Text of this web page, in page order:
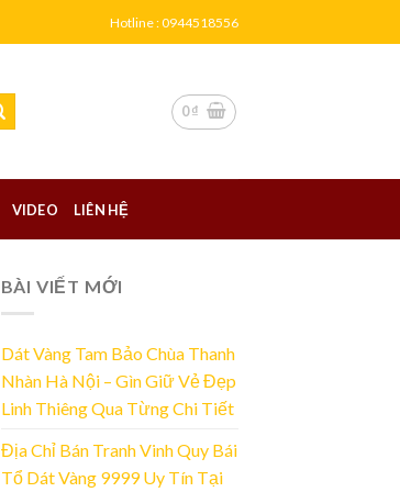
Hotline : 0944518556
0₫
VIDEO LIÊN HỆ
BÀI VIẾT MỚI
Dát Vàng Tam Bảo Chùa Thanh
Nhàn Hà Nội – Gìn Giữ Vẻ Đẹp
Linh Thiêng Qua Từng Chi Tiết
Địa Chỉ Bán Tranh Vinh Quy Bái
Tổ Dát Vàng 9999 Uy Tín Tại